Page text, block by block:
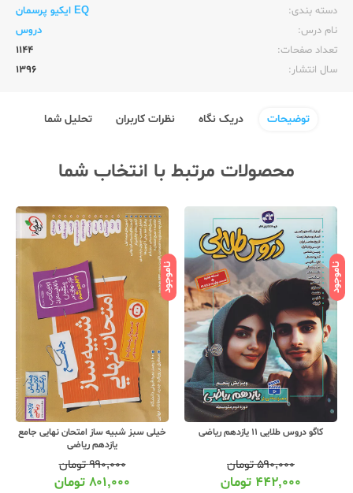
دسته بندی:
EQ ایکیو پرسمان
نام درس:
دروس
تعداد صفحات:‌
1144
سال انتشار:‌
1396
توضیحات دریک نگاه نظرات کاربران تحلیل شما
محصولات مرتبط با انتخاب شما
ناموجود
خیلی سبز شبیه ساز امتحان نهایی جامع
۹۹۰,۰۰۰تومان
۸۰۱,۰۰۰ تومان
ناموجود
مهروماه دروس 11 یازدهم ریاضی درس پک
۴۹۵,۰۰۰تومان
۳۹۱,۰۰۰ تومان